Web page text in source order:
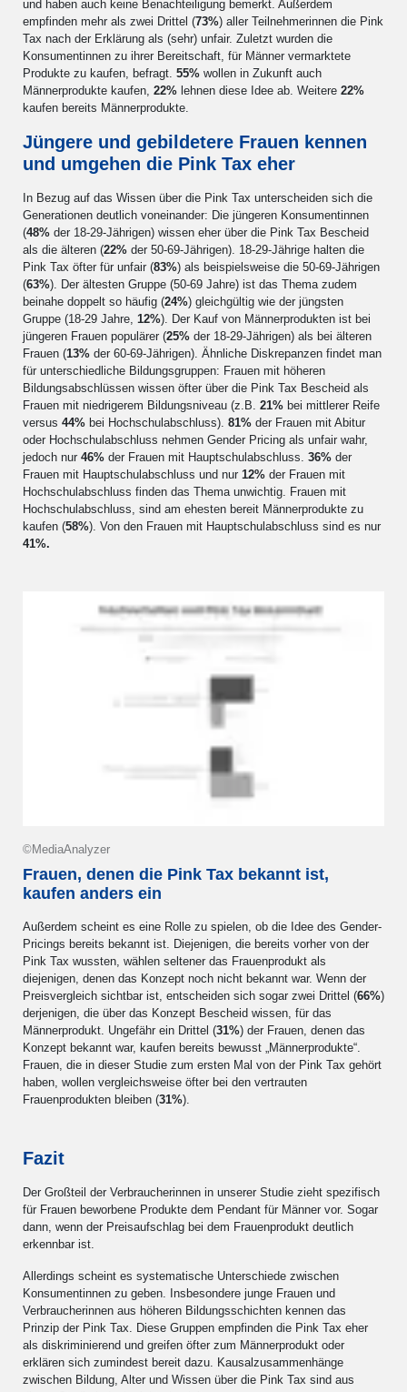
und haben auch keine Benachteiligung bemerkt. Außerdem
empfinden mehr als zwei Drittel (73%) aller Teilnehmerinnen die Pink
Tax nach der Erklärung als (sehr) unfair. Zuletzt wurden die
Konsumentinnen zu ihrer Bereitschaft, für Männer vermarktete
Produkte zu kaufen, befragt. 55% wollen in Zukunft auch
Männerprodukte kaufen, 22% lehnen diese Idee ab. Weitere 22%
kaufen bereits Männerprodukte.
Jüngere und gebildetere Frauen kennen
und umgehen die Pink Tax eher
In Bezug auf das Wissen über die Pink Tax unterscheiden sich die
Generationen deutlich voneinander: Die jüngeren Konsumentinnen
(48% der 18-29-Jährigen) wissen eher über die Pink Tax Bescheid
als die älteren (22% der 50-69-Jährigen). 18-29-Jährige halten die
Pink Tax öfter für unfair (83%) als beispielsweise die 50-69-Jährigen
(63%). Der ältesten Gruppe (50-69 Jahre) ist das Thema zudem
beinahe doppelt so häufig (24%) gleichgültig wie der jüngsten
Gruppe (18-29 Jahre, 12%). Der Kauf von Männerprodukten ist bei
jüngeren Frauen populärer (25% der 18-29-Jährigen) als bei älteren
Frauen (13% der 60-69-Jährigen). Ähnliche Diskrepanzen findet man
für unterschiedliche Bildungsgruppen: Frauen mit höheren
Bildungsabschlüssen wissen öfter über die Pink Tax Bescheid als
Frauen mit niedrigerem Bildungsniveau (z.B. 21% bei mittlerer Reife
versus 44% bei Hochschulabschluss). 81% der Frauen mit Abitur
oder Hochschulabschluss nehmen Gender Pricing als unfair wahr,
jedoch nur 46% der Frauen mit Hauptschulabschluss. 36% der
Frauen mit Hauptschulabschluss und nur 12% der Frauen mit
Hochschulabschluss finden das Thema unwichtig. Frauen mit
Hochschulabschluss, sind am ehesten bereit Männerprodukte zu
kaufen (58%). Von den Frauen mit Hauptschulabschluss sind es nur
41%.
Frauen, denen die Pink Tax bekannt ist,
kaufen anders ein
Außerdem scheint es eine Rolle zu spielen, ob die Idee des Gender-
Pricings bereits bekannt ist. Diejenigen, die bereits vorher von der
Pink Tax wussten, wählen seltener das Frauenprodukt als
diejenigen, denen das Konzept noch nicht bekannt war. Wenn der
Preisvergleich sichtbar ist, entscheiden sich sogar zwei Drittel (66%)
derjenigen, die über das Konzept Bescheid wissen, für das
Männerprodukt. Ungefähr ein Drittel (31%) der Frauen, denen das
Konzept bekannt war, kaufen bereits bewusst „Männerprodukte“.
Frauen, die in dieser Studie zum ersten Mal von der Pink Tax gehört
haben, wollen vergleichsweise öfter bei den vertrauten
Frauenprodukten bleiben (31%).
©MediaAnalyzer
Fazit
Der Großteil der Verbraucherinnen in unserer Studie zieht spezifisch
für Frauen beworbene Produkte dem Pendant für Männer vor. Sogar
dann, wenn der Preisaufschlag bei dem Frauenprodukt deutlich
erkennbar ist.
Allerdings scheint es systematische Unterschiede zwischen
Konsumentinnen zu geben. Insbesondere junge Frauen und
Verbraucherinnen aus höheren Bildungsschichten kennen das
Prinzip der Pink Tax. Diese Gruppen empfinden die Pink Tax eher
als diskriminierend und greifen öfter zum Männerprodukt oder
erklären sich zumindest bereit dazu. Kausalzusammenhänge
zwischen Bildung, Alter und Wissen über die Pink Tax sind aus